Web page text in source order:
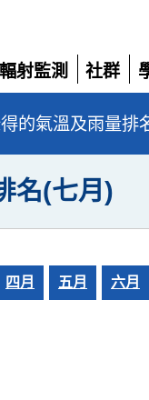
輻射監測
社群
展
開
的氣溫及雨量排
名(七月)
四月 五月 六月